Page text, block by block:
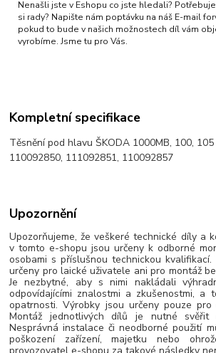
Nenašli jste v Eshopu co jste hledali?
si rady? Napište nám poptávku na náš E-mail
pokud to bude v našich možnostech díl vám
vyrobíme. Jsme tu pro Vás.
Kompletní specifikace
Těsnění pod hlavu ŠKODA 1000MB, 100,
110092850, 111092851, 110092857
Upozornění
Upozorňujeme, že veškeré technické díly a
v tomto e-shopu jsou určeny k odborné
osobami s příslušnou technickou
určeny pro laické uživatele ani pro montáž
Je nezbytné, aby s nimi nakládali
odpovídajícími znalostmi a zkušenostmi, a
opatrnosti. Výrobky jsou určeny pouze
Montáž jednotlivých dílů je nutné svěřit
Nesprávná instalace či neodborné použití
poškození zařízení, majetku nebo